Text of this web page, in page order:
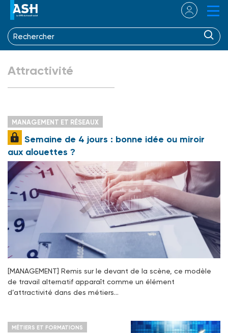
Attractivité
MANAGEMENT ET RÉSEAUX
Semaine de 4 jours : bonne idée ou miroir
aux alouettes ?
[MANAGEMENT] Remis sur le devant de la scène, ce modèle
de travail alternatif apparaît comme un élément
d’attractivité dans des métiers…
MÉTIERS ET FORMATIONS